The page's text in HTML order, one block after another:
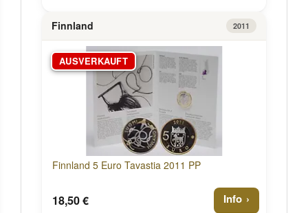
Finnland 2011
AUSVERKAUFT
Finnland 5 Euro Tavastia 2011 PP
18,50 € Info